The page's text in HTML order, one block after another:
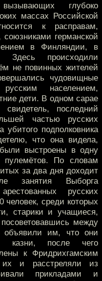
глубоко
массах Российской
к расправам,
германской
в Финляндии, в
Здесь происходили
не повинных жителей
чудовищные
населением,
дети. В одном сарае
последний
частью русских
подполковника
что она видела,
выстроены в одну
пулемётов. По словам
за два дня доходит
занятия Выборга
русских
человек, среди которых
старики и учащиеся,
между
им, что они
казни, после чего
к Фридрихгамским
и расстреляли из
прикладами и